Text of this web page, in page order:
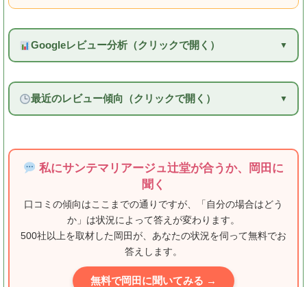
Googleレビュー分析（クリックで開く）
最近のレビュー傾向（クリックで開く）
私にサンテマリアージュ辻堂が合うか、岡田に
聞く
口コミの傾向はここまでの通りですが、「自分の場合はどう
か」は状況によって答えが変わります。
500社以上を取材した岡田が、あなたの状況を伺って無料でお
答えします。
無料で岡田に聞いてみる →